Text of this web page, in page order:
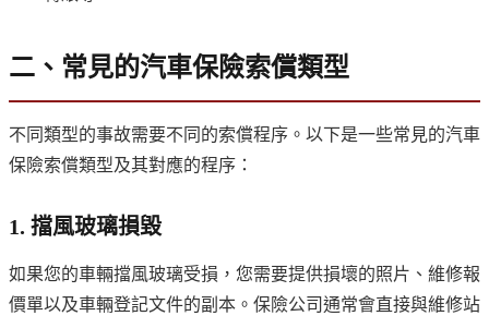
二、常見的汽車保險索償類型
不同類型的事故需要不同的索償程序。以下是一些常見的汽車
保險索償類型及其對應的程序：
1. 擋風玻璃損毀
如果您的車輛擋風玻璃受損，您需要提供損壞的照片、維修報
價單以及車輛登記文件的副本。保險公司通常會直接與維修站